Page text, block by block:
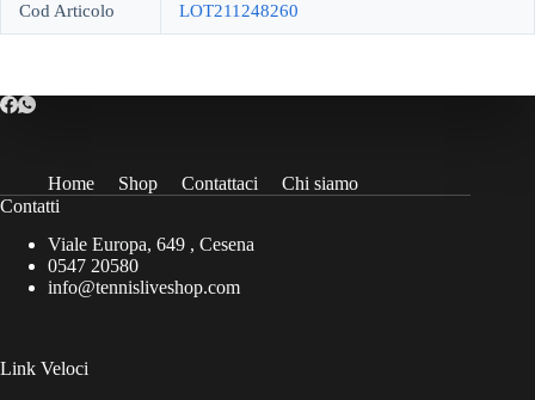
Cod Articolo LOT211248260
Home Shop Contattaci
Chi siamo
Contatti
Viale Europa, 649 , Cesena
0547 20580
info@tennisliveshop.com
Link Veloci